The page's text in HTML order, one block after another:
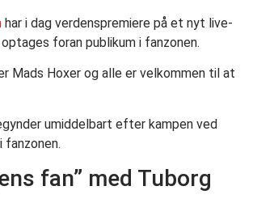
har i dag verdenspremiere på et nyt live-
foran publikum i fanzonen.
Mads Hoxer og alle er velkommen til at
umiddelbart efter kampen ved
fanzonen.
fan” med Tuborg